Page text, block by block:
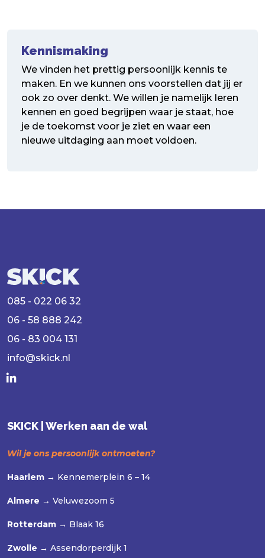
Kennismaking
We vinden het prettig persoonlijk kennis te
maken. En we kunnen ons voorstellen dat jij er
ook zo over denkt. We willen je namelijk leren
kennen en goed begrijpen waar je staat, hoe
je de toekomst voor je ziet en waar een
nieuwe uitdaging aan moet voldoen.
085 - 022 06 32
06 - 58 888 242
06 - 83 004 131
info@skick.nl
SKICK | Werken aan de wal
Wil je ons persoonlijk ontmoeten?
Haarlem → Kennemerplein 6 – 14
Almere → Veluwezoom 5
Rotterdam → Blaak 16
Zwolle → Assendorperdijk 1